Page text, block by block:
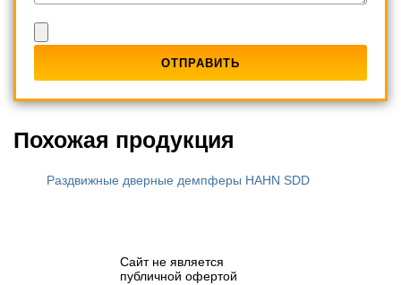
Похожая продукция
Раздвижные дверные демпферы HAHN SDD
Сайт не является
публичной офертой